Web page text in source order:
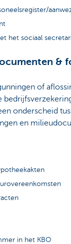
het sociaal
&
of
onderscheid
en
in het KBO